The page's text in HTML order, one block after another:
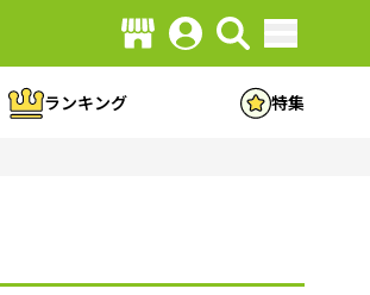
ランキング 特集